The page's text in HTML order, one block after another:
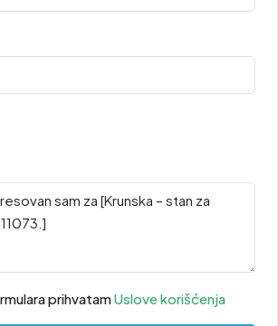
prihvatamUslove korišćenja